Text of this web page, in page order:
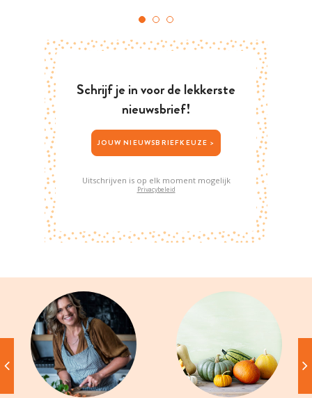
Schrijf je in voor de lekkerste
nieuwsbrief!
JOUW NIEUWSBRIEFKEUZE >
Uitschrijven is op elk moment mogelijk
Privacybeleid